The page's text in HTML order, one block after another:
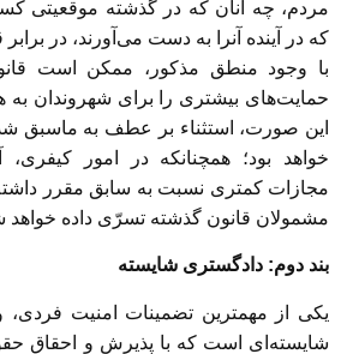
مردم، چه آنان که در گذشته موقعیتی
که در آینده آنرا به دست می‌آورند، در
با وجود منطق مذکور، ممکن است
حمایت‌های بیشتری را برای شهروندان به
این صورت، استثناء بر عطف به ماسبق
خواهد بود؛ همچنانکه در امور کیفری،
مجازات کمتری نسبت به سابق مقرر
مشمولان قانون گذشته تسرّی داده خواهد
بند دوم: دادگستری شایسته
یکی از مهمترین تضمینات امنیت فردی،
شایسته‌ای است که با پذیرش و احقاق